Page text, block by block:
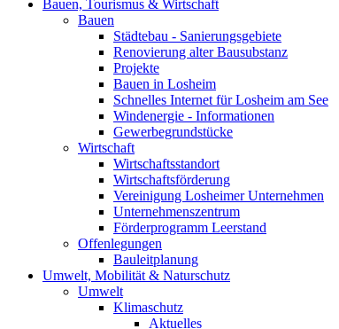
Bauen, Tourismus & Wirtschaft
Bauen
Städtebau - Sanierungsgebiete
Renovierung alter Bausubstanz
Projekte
Bauen in Losheim
Schnelles Internet für Losheim am See
Windenergie - Informationen
Gewerbegrundstücke
Wirtschaft
Wirtschaftsstandort
Wirtschaftsförderung
Vereinigung Losheimer Unternehmen
Unternehmenszentrum
Förderprogramm Leerstand
Offenlegungen
Bauleitplanung
Umwelt, Mobilität & Naturschutz
Umwelt
Klimaschutz
Aktuelles